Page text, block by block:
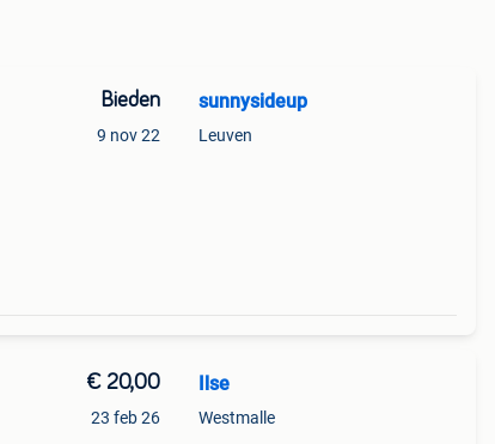
Bieden
9 nov 22
sunnysideup
Leuven
€ 20,00
23 feb 26
Ilse
Westmalle